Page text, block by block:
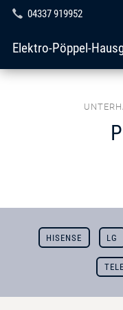
04337 919952
Elektro-Pöppel-
HISENSE LG